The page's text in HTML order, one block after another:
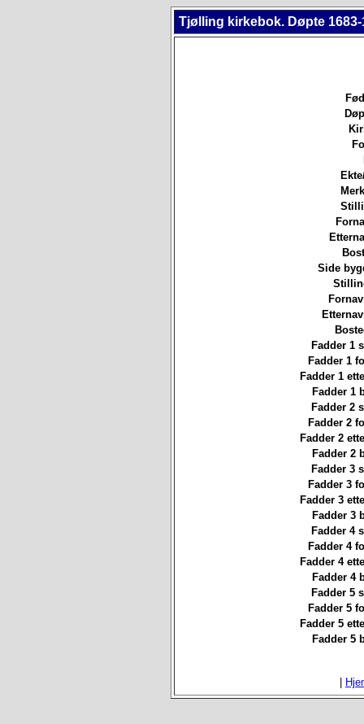
Tjølling kirkebok. Døpte 1683-
Side
Fadder 1
Fadder 1
Fadder 1
Fadder 1
Fadder 2
Fadder 2
Fadder 2
Fadder 2
Fadder 3
Fadder 3
Fadder 3
Fadder 3
Fadder 4
Fadder 4
Fadder 4
Fadder 4
Fadder 5
Fadder 5
Fadder 5
Fadder 5